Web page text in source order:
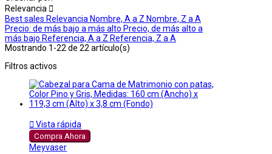
Relevancia 
Best sales Relevancia Nombre, A a Z Nombre, Z a A
Precio: de más bajo a más alto Precio, de más alto a
más bajo Referencia, A a Z Referencia, Z a A
Mostrando 1-22 de 22 artículo(s)
Filtros activos
 Vista rápida
Compra Ahora
Meyvaser